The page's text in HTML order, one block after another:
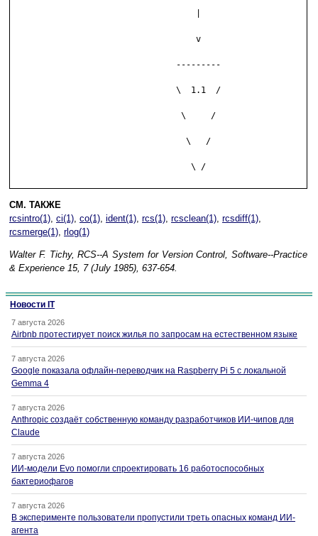
СМ. ТАКЖЕ
rcsintro(1), ci(1), co(1), ident(1), rcs(1), rcsclean(1), rcsdiff(1),
rcsmerge(1), rlog(1)
Walter F. Tichy, RCS--A System for Version Control, Software--Practice
& Experience 15, 7 (July 1985), 637-654.
Новости IT
7 августа 2026
Airbnb протестирует поиск жилья по запросам на естественном языке
7 августа 2026
Google показала офлайн-переводчик на Raspberry Pi 5 с локальной
Gemma 4
7 августа 2026
Anthropic создаёт собственную команду разработчиков ИИ-чипов для
Claude
7 августа 2026
ИИ-модели Evo помогли спроектировать 16 работоспособных
бактериофагов
7 августа 2026
В эксперименте пользователи пропустили треть опасных команд ИИ-
агента